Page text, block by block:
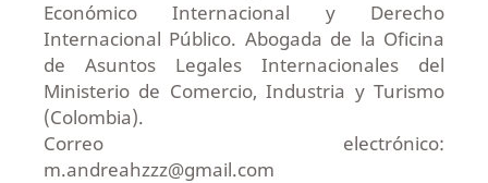
Económico Internacional y Derecho
Internacional Público. Abogada de la Oficina
de Asuntos Legales Internacionales del
Ministerio de Comercio, Industria y Turismo
(Colombia).
Correo electrónico:
m.andreahzzz@gmail.com